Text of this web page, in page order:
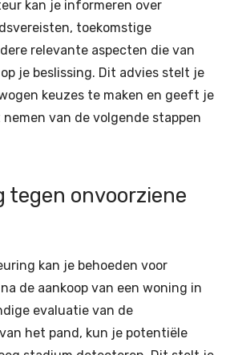
kan je informeren over
toekomstige
relevante aspecten die van
je beslissing. Dit advies stelt je
keuzes te maken en geeft je
van de volgende stappen
tegen onvoorziene
kan je behoeden voor
de aankoop van een woning in
evaluatie van de
het pand, kun je potentiële